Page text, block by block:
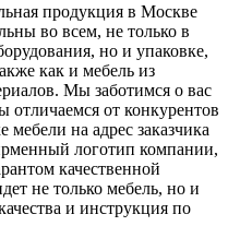
продукция в Москве
во всем, не только в
но и упаковке,
как и мебель из
Мы заботимся о вас
от конкурентов
мебели на адрес заказчика
логотип компании,
качественной
не только мебель, но и
и инструкция по